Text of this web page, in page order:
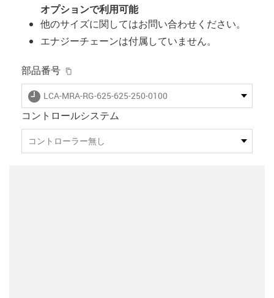
オプションで利用可能
他のサイズに関してはお問い合わせください。
エナジーチェーンは付属していません。
部品番号
igus-icon-lieferzeit
LCA-MRA-RG-625-625-250-0100
コントロールシステム
コントローラー無し